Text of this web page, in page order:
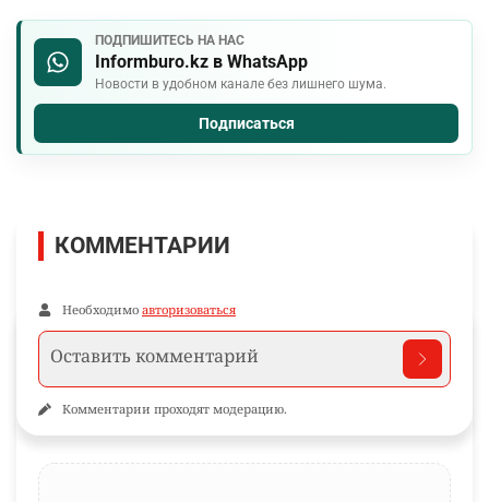
ПОДПИШИТЕСЬ НА НАС
Informburo.kz в WhatsApp
Новости в удобном канале без лишнего шума.
Подписаться
КОММЕНТАРИИ
Необходимо авторизоваться
Комментарии проходят модерацию.